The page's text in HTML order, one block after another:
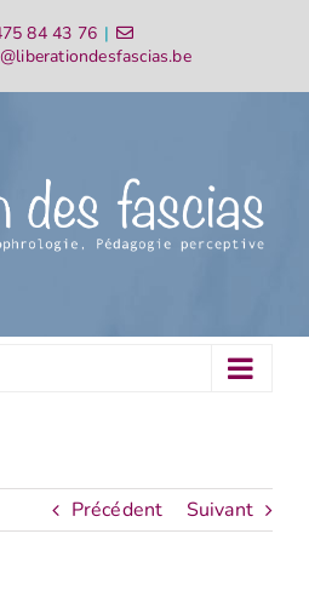
84 43 76 |
Précédent Suivant